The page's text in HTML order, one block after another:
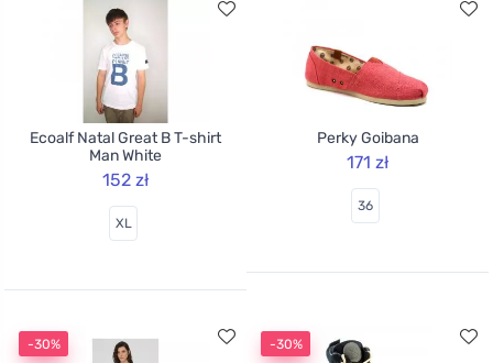
Ecoalf Natal Great B T-shirt
Man White
152 zł
XL
Perky Goibana
171 zł
36
-30% -30%